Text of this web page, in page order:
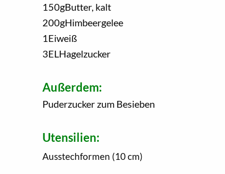
150gButter, kalt
200gHimbeergelee
1 Eiweiß
3EL Hagelzucker
Außerdem:
Puderzucker zum Besieben
Utensilien:
Ausstechformen (10 cm)